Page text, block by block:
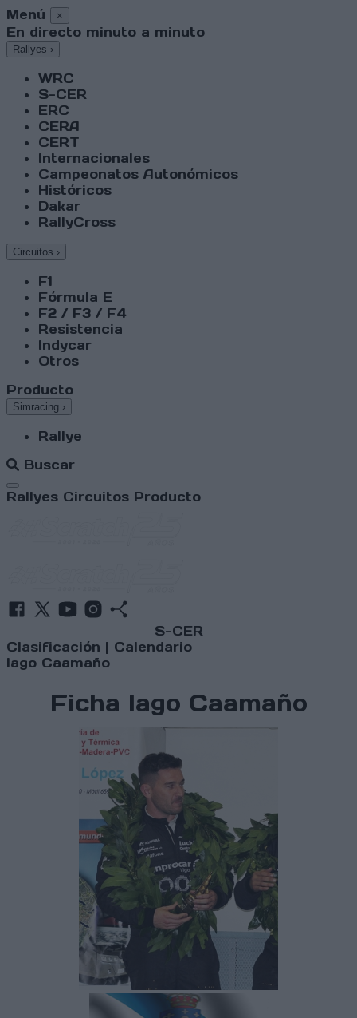
Menú ×
En directo minuto a minuto
Rallyes ›
WRC
S-CER
ERC
CERA
CERT
Internacionales
Campeonatos Autonómicos
Históricos
Dakar
RallyCross
Circuitos ›
F1
Fórmula E
F2 / F3 / F4
Resistencia
Indycar
Otros
Producto
Simracing ›
Rallye
Buscar
Abrir menú
Rallyes Circuitos Producto
S-CER
Clasificación | Calendario
Iago Caamaño
Ficha Iago Caamaño